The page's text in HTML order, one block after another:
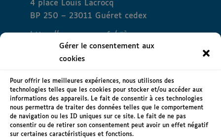
4 place Louis Lacrocq
BP 250 – 23011 Guéret cedex
https://www.creuse.fr/
Mentions légales
Accessibilité : non conforme
Gérer le consentement aux
cookies
Pour offrir les meilleures expériences, nous utilisons des
technologies telles que les cookies pour stocker et/ou accéder aux
informations des appareils. Le fait de consentir à ces technologies
nous permettra de traiter des données telles que le comportement
de navigation ou les ID uniques sur ce site. Le fait de ne pas
consentir ou de retirer son consentement peut avoir un effet négatif
sur certaines caractéristiques et fonctions.